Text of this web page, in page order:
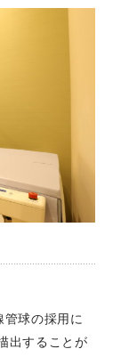
球の採用に
出することが